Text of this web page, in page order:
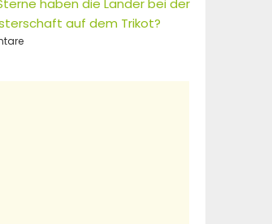
haben die Länder bei der
auf dem Trikot?